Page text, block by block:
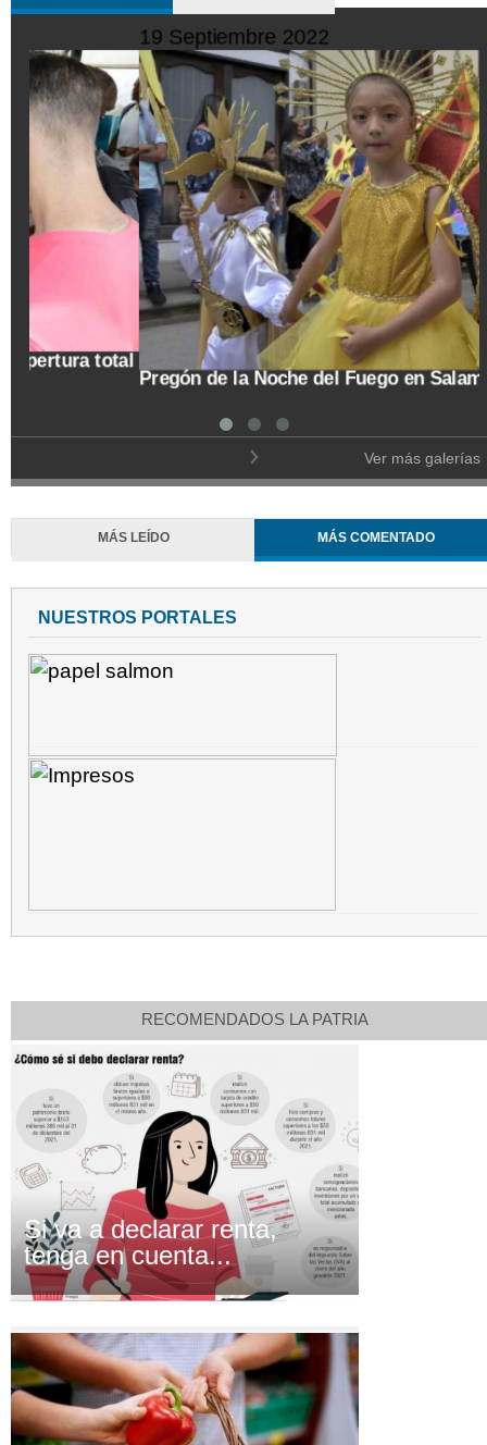
10 Octubre 2022
Trasladan a búho orejudo al Ecoparque Los
Ver más galerías
MÁS LEÍDO MÁS COMENTADO
NUESTROS PORTALES
RECOMENDADOS LA PATRIA
Si va a declarar renta,
tenga en cuenta...